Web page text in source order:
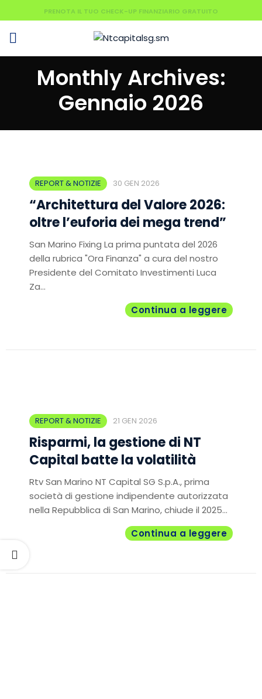
Monthly Archives:
Gennaio 2026
REPORT & NOTIZIE 30 GEN 2026
“Architettura del Valore 2026:
oltre l’euforia dei mega trend”
San Marino Fixing La prima puntata del 2026
della rubrica "Ora Finanza" a cura del nostro
Presidente del Comitato Investimenti Luca
Za...
Continua a leggere
REPORT & NOTIZIE 21 GEN 2026
Risparmi, la gestione di NT
Capital batte la volatilità
Rtv San Marino NT Capital SG S.p.A., prima
società di gestione indipendente autorizzata
nella Repubblica di San Marino, chiude il 2025...
Continua a leggere
PRENOTA IL TUO CHECK-UP FINANZIARIO GRATUITO